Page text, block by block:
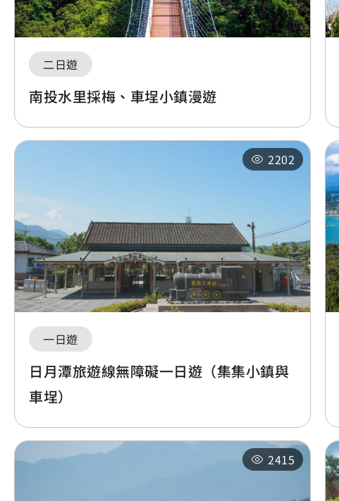
二日遊
南投水里採梅、車埕小鎮漫遊
2202
一日遊
日月潭旅遊線無障礙一日遊（集集小鎮與
車埕）
2415